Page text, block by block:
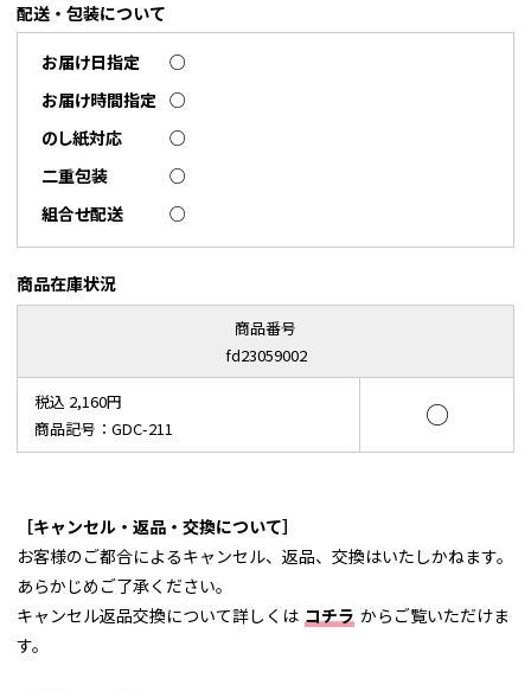
配送・包装について
お届け日指定
○
お届け時間指定 ○
のし紙対応
○
二重包装
○
組合せ配送
○
商品在庫状況
商品番号
fd23059002
税込 2,160円
商品記号：GDC-211
○
［キャンセル・返品・交換について］
お客様のご都合によるキャンセル、返品、交換はいたしかねます。
あらかじめご了承ください。
キャンセル返品交換について詳しくは コチラ からご覧いただけま
す。